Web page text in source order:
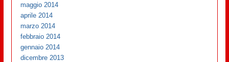
maggio 2014
aprile 2014
marzo 2014
febbraio 2014
gennaio 2014
dicembre 2013